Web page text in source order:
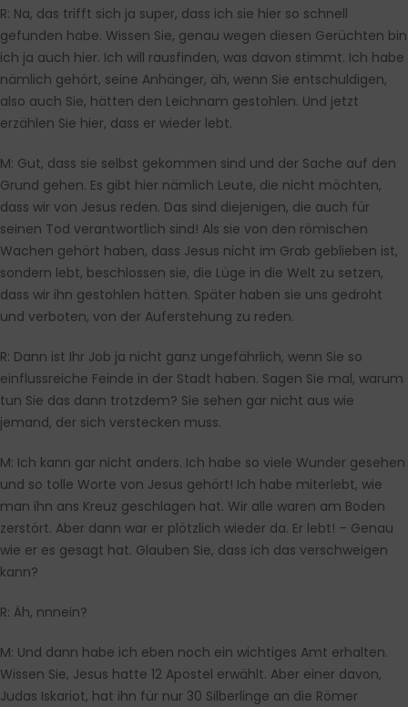
R: Na, das trifft sich ja super, dass ich sie hier so schnell
gefunden habe. Wissen Sie, genau wegen diesen Gerüchten bin
ich ja auch hier. Ich will rausfinden, was davon stimmt. Ich habe
nämlich gehört, seine Anhänger, äh, wenn Sie entschuldigen,
also auch Sie, hätten den Leichnam gestohlen. Und jetzt
erzählen Sie hier, dass er wieder lebt.
M: Gut, dass sie selbst gekommen sind und der Sache auf den
Grund gehen. Es gibt hier nämlich Leute, die nicht möchten,
dass wir von Jesus reden. Das sind diejenigen, die auch für
seinen Tod verantwortlich sind! Als sie von den römischen
Wachen gehört haben, dass Jesus nicht im Grab geblieben ist,
sondern lebt, beschlossen sie, die Lüge in die Welt zu setzen,
dass wir ihn gestohlen hätten. Später haben sie uns gedroht
und verboten, von der Auferstehung zu reden.
R: Dann ist Ihr Job ja nicht ganz ungefährlich, wenn Sie so
einflussreiche Feinde in der Stadt haben. Sagen Sie mal, warum
tun Sie das dann trotzdem? Sie sehen gar nicht aus wie
jemand, der sich verstecken muss.
M: Ich kann gar nicht anders. Ich habe so viele Wunder gesehen
und so tolle Worte von Jesus gehört! Ich habe miterlebt, wie
man ihn ans Kreuz geschlagen hat. Wir alle waren am Boden
zerstört. Aber dann war er plötzlich wieder da. Er lebt! – Genau
wie er es gesagt hat. Glauben Sie, dass ich das verschweigen
kann?
R: Äh, nnnein?
M: Und dann habe ich eben noch ein wichtiges Amt erhalten.
Wissen Sie, Jesus hatte 12 Apostel erwählt. Aber einer davon,
Judas Iskariot, hat ihn für nur 30 Silberlinge an die Römer